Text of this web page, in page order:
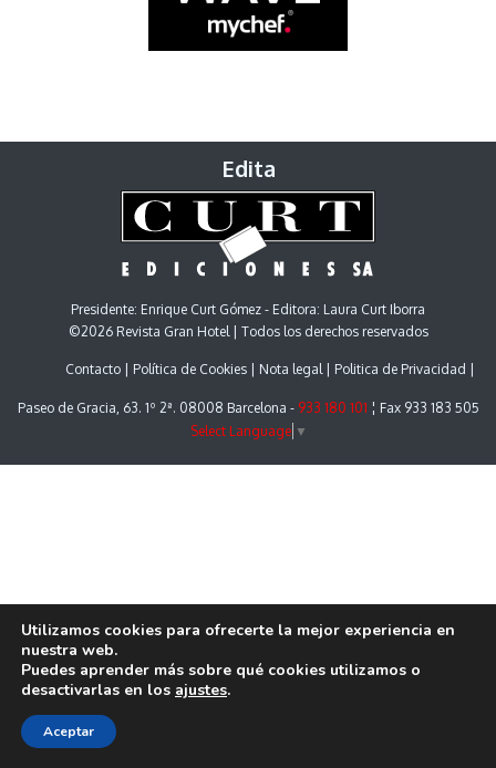
Edita
Presidente: Enrique Curt Gómez - Editora: Laura Curt Iborra
©2026 Revista Gran Hotel | Todos los derechos reservados
Contacto Política de Cookies Nota legal Politica de Privacidad
Paseo de Gracia, 63. 1º 2ª. 08008 Barcelona - 933 180 101 ¦ Fax 933 183 505
Select Language ▼
Utilizamos cookies para ofrecerte la mejor experiencia en
nuestra web.
Puedes aprender más sobre qué cookies utilizamos o
desactivarlas en los ajustes.
Aceptar